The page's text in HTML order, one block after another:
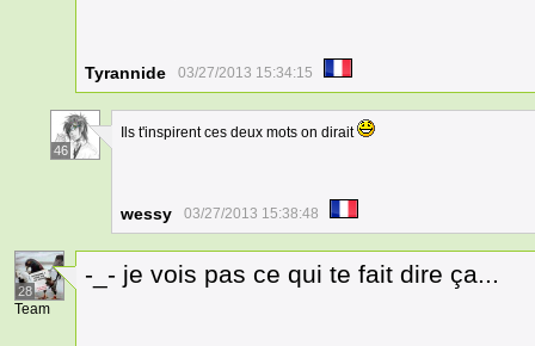
Tyrannide 03/27/2013 15:34:15
46
Ils t'inspirent ces deux mots on dirait
wessy 03/27/2013 15:38:48
28
Team
-_- je vois pas ce qui te fait dire ça...